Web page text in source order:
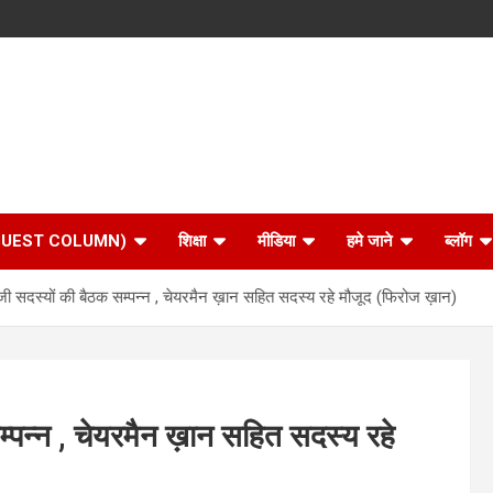
COLUMN) शिक्षा मीडिया हमे जाने ब्लॉग
सदस्यों की बैठक सम्पन्न , चेयरमैन ख़ान सहित सदस्य रहे मौजूद (फिरोज ख़ान)
, चेयरमैन ख़ान सहित सदस्य रहे